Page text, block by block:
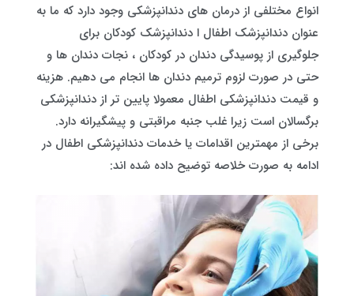
انواع مختلفی از درمان های دندانپزشکی وجود دارد که ما به
عنوان دندانپزشک اطفال ا دندانپزشک کودکان برای
جلوگیری از پوسیدگی دندان در کودکان ، نجات دندان ها و
حتی در صورت لزوم ترمیم دندان ها انجام می دهیم. هزینه
و قیمت دندانپزشکی اطفال معمولا پایین تر از دندانپزشکی
برگسالان است زیرا غلب جنبه مراقبتی و پیشگیرانه دارد.
برخی از مهمترین اقدامات یا خدمات دندانپزشکی اطفال در
ادامه به صورت خلاصه توضیح داده شده اند: